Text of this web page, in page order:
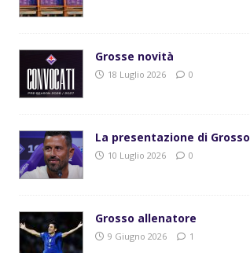
Grosse novità
18 Luglio 2026 0
La presentazione di Grosso
10 Luglio 2026 0
Grosso allenatore
9 Giugno 2026 1